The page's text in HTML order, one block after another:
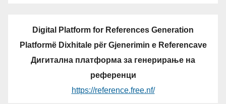
Digital Platform for References Generation
Platformë Dixhitale për Gjenerimin e Referencave
Дигитална платформа за генерирање на
референци
https://reference.free.nf/